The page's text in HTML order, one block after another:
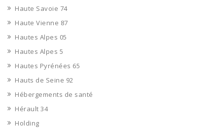
Haute Savoie 74
Haute Vienne 87
Hautes Alpes 05
Hautes Alpes 5
Hautes Pyrénées 65
Hauts de Seine 92
Hébergements de santé
Hérault 34
Holding